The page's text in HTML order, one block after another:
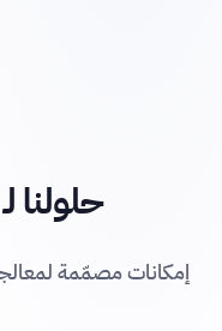
حلولنا
إمكانات مصمّمة